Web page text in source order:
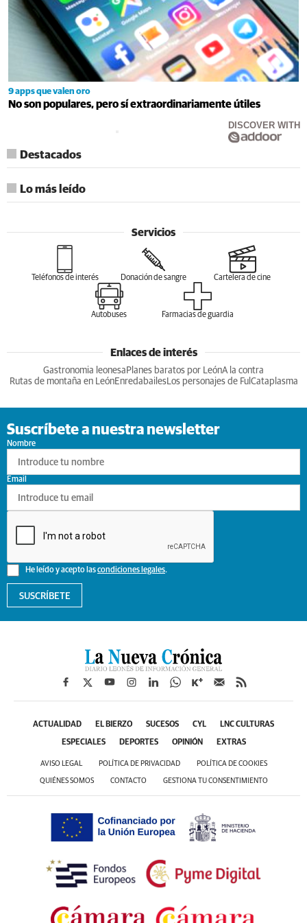
9 apps que valen oro
No son populares, pero sí extraordinariamente útiles
DISCOVER WITH
Destacados
Lo más leído
Servicios
Teléfonos de interés Donación de sangre Cartelera de cine
Autobuses Farmacias de guardia
Enlaces de interés
Gastronomia leonesa Planes baratos por LeónA la contra
Rutas de montaña en LeónEnredabailesLos personajes de Ful Cataplasma
Suscríbete a nuestra newsletter
Nombre
He leído y acepto lascondiciones legales.
Email
SUSCRÍBETE
ACTUALIDAD EL BIERZO SUCESOS CYL LNC CULTURAS
ESPECIALES DEPORTES OPINIÓN EXTRAS
AVISO LEGAL POLÍTICA DE PRIVACIDAD POLÍTICA DE COOKIES
QUIÉNES SOMOS CONTACTO GESTIONA TU CONSENTIMIENTO